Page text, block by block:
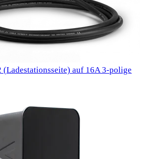
(Ladestationsseite) auf 16A 3-polige